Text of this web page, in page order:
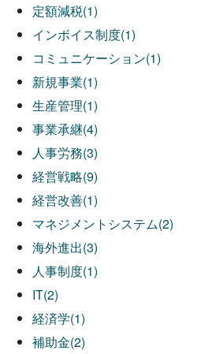
定額減税(1)
インボイス制度(1)
コミュニケーション(1)
新規事業(1)
生産管理(1)
事業承継(4)
人事労務(3)
経営戦略(9)
経営改善(1)
マネジメントシステム(2)
海外進出(3)
人事制度(1)
IT(2)
経済学(1)
補助金(2)